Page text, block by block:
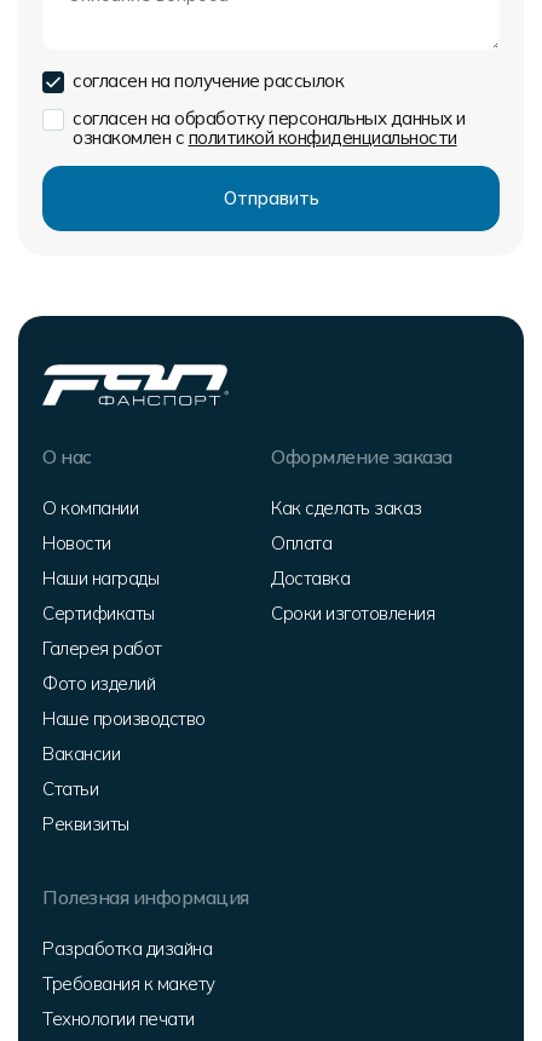
согласен на получение рассылок
согласен на обработку персональных данных и
ознакомлен с политикой конфиденциальности
О нас
О компании
Новости
Наши награды
Сертификаты
Галерея работ
Фото изделий
Наше производство
Вакансии
Статьи
Реквизиты
Оформление заказа
Как сделать заказ
Оплата
Доставка
Сроки изготовления
Полезная информация
Разработка дизайна
Требования к макету
Технологии печати